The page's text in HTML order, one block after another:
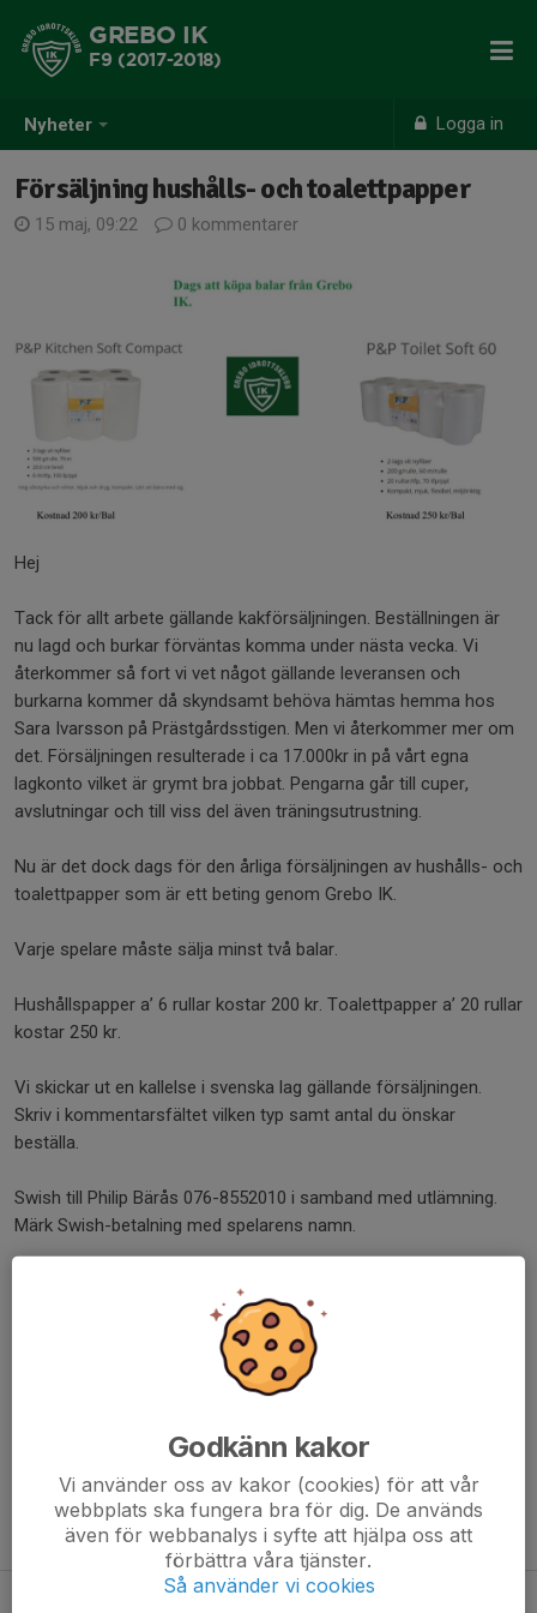
Nyheter Logga in
GREBO IK
F9 (2017-2018)
Försäljning hushålls- och toalettpapper
15 maj, 09:22 0 kommentarer
Hej
Tack för allt arbete gällande kakförsäljningen. Beställningen är
nu lagd och burkar förväntas komma under nästa vecka. Vi
återkommer så fort vi vet något gällande leveransen och
burkarna kommer då skyndsamt behöva hämtas hemma hos
Sara Ivarsson på Prästgårdsstigen. Men vi återkommer mer om
det. Försäljningen resulterade i ca 17.000kr in på vårt egna
lagkonto vilket är grymt bra jobbat. Pengarna går till cuper,
avslutningar och till viss del även träningsutrustning.
Nu är det dock dags för den årliga försäljningen av hushålls- och
toalettpapper som är ett beting genom Grebo IK.
Varje spelare måste sälja minst två balar.
Hushållspapper a’ 6 rullar kostar 200 kr. Toalettpapper a’ 20 rullar
kostar 250 kr.
Vi skickar ut en kallelse i svenska lag gällande försäljningen.
Skriv i kommentarsfältet vilken typ samt antal du önskar
beställa.
Swish till Philip Bärås 076-8552010 i samband med utlämning.
Märk Swish-betalning med spelarens namn.
appen det datumet tilldelas man en bal av varje.
Utlämning sker preliminärt v. 24 (mer info kommer).
Tidigare nyheter
Träningsstart + Linghemscupen
Godkänn kakor
Vi använder oss av kakor (cookies) för att vår
webbplats ska fungera bra för dig. De används
även för webbanalys i syfte att hjälpa oss att
förbättra våra tjänster.
Så använder vi cookies